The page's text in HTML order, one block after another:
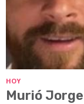
HOY
Murió